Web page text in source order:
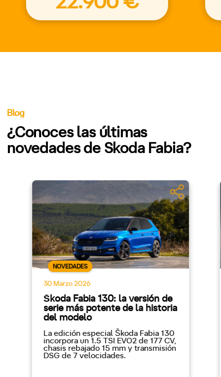
Blog
¿Conoces las últimas
novedades de Skoda Fabia?
NOVEDADES
30 Marzo 2026
Škoda Fabia 130: la versión de
serie más potente de la historia
del modelo
La edición especial Škoda Fabia 130
incorpora un 1.5 TSI EVO2 de 177 CV,
chasis rebajado 15 mm y transmisión
DSG de 7 velocidades.